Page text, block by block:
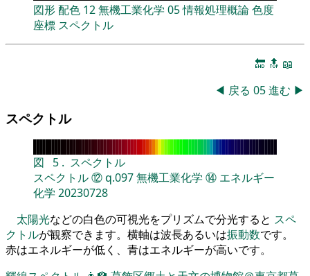
図形配色 12無機工業化学 05情報処理概論色度
座標 スペクトル
🔚 🔝 📖
◀ 戻る 05進む ▶
スペクトル
図 5 . スペクトル
スペクトル⑫q.097無機工業化学 ⑭ エネルギー
化学 20230728
太陽光などの白色の可視光をプリズムで分光すると スペ
クトルが観察できます。横軸は波長あるいは振動数です。
赤はエネルギーが低く、青はエネルギーが高いです。